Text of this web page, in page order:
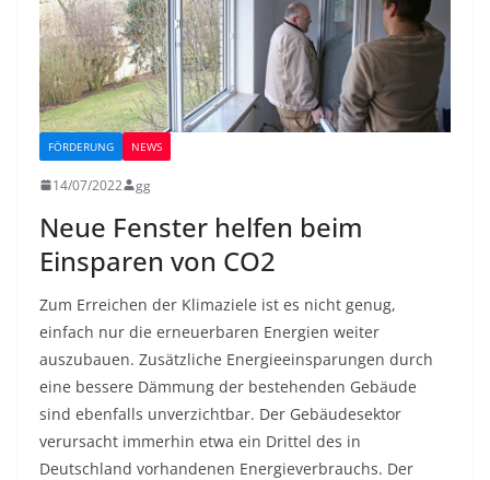
FÖRDERUNG NEWS
14/07/2022 gg
Neue Fenster helfen beim
Einsparen von CO2
Zum Erreichen der Klimaziele ist es nicht genug,
einfach nur die erneuerbaren Energien weiter
auszubauen. Zusätzliche Energieeinsparungen durch
eine bessere Dämmung der bestehenden Gebäude
sind ebenfalls unverzichtbar. Der Gebäudesektor
verursacht immerhin etwa ein Drittel des in
Deutschland vorhandenen Energieverbrauchs. Der